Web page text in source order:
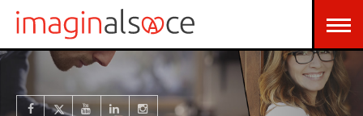
Aller au contenu principal
Panneau de gestion des cookies